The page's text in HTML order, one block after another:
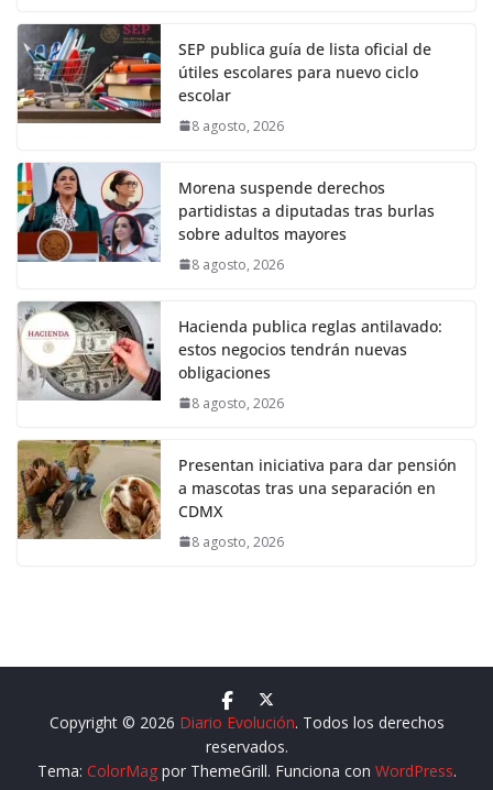
SEP publica guía de lista oficial de
útiles escolares para nuevo ciclo
escolar
8 agosto, 2026
Morena suspende derechos
partidistas a diputadas tras burlas
sobre adultos mayores
8 agosto, 2026
Hacienda publica reglas antilavado:
estos negocios tendrán nuevas
obligaciones
8 agosto, 2026
Presentan iniciativa para dar pensión
a mascotas tras una separación en
CDMX
8 agosto, 2026
Copyright © 2026 Diario Evolución. Todos los derechos
reservados.
Tema: ColorMagpor ThemeGrill. Funciona con WordPress.